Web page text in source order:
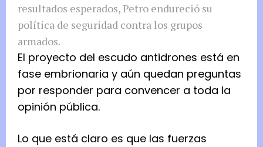
resultados esperados, Petro endureció su
política de seguridad contra los grupos
armados.
El proyecto del escudo antidrones está en
fase embrionaria y aún quedan preguntas
por responder para convencer a toda la
opinión pública.
Lo que está claro es que las fuerzas